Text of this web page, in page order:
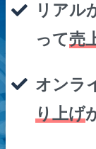
リアル
って売
オンラ
り上げ